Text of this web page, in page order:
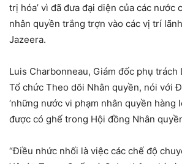
trị hóa’ vì đã đưa đại diện của các nước
nhân quyền trắng trợn vào các vị trí
Jazeera.
Luis Charbonneau, Giám đốc phụ trách
Tổ chức Theo dõi Nhân quyền, nói với
‘những nước vi phạm nhân quyền hàng
được có ghế trong Hội đồng Nhân
“Điều nhức nhối là việc các chế độ